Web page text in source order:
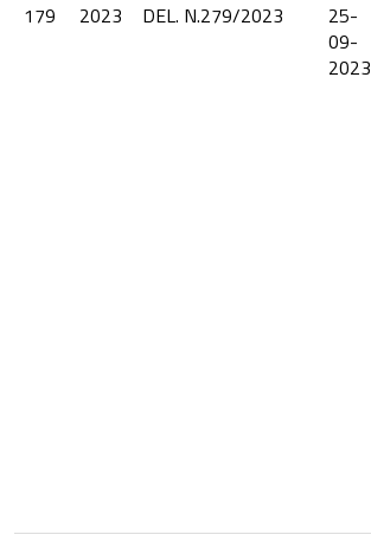
179
2023 DEL. N.279/2023
25-
09-
2023